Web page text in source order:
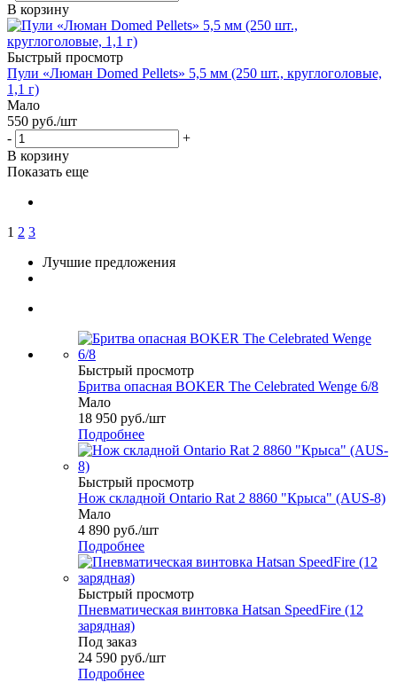
В корзину
Быстрый просмотр
Пули «Люман Domed Pellets» 5,5 мм (250 шт., круглоголовые,
1,1 г)
Мало
550 руб./шт
-
+
В корзину
Показать еще
1 2 3
Лучшие предложения
Быстрый просмотр
Бритва опасная BOKER The Celebrated Wenge 6/8
Мало
18 950 руб./шт
Подробнее
Быстрый просмотр
Нож складной Ontario Rat 2 8860 "Крыса" (AUS-8)
Мало
4 890 руб./шт
Подробнее
Быстрый просмотр
Пневматическая винтовка Hatsan SpeedFire (12
зарядная)
Под заказ
24 590 руб./шт
Подробнее